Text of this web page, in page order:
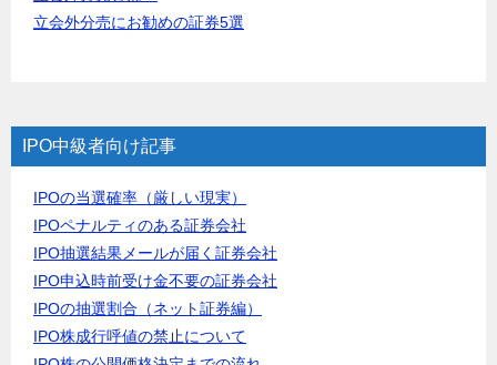
立会外分売にお勧めの証券5選
IPO中級者向け記事
IPOの当選確率（厳しい現実）
IPOペナルティのある証券会社
IPO抽選結果メールが届く証券会社
IPO申込時前受け金不要の証券会社
IPOの抽選割合（ネット証券編）
IPO株成行呼値の禁止について